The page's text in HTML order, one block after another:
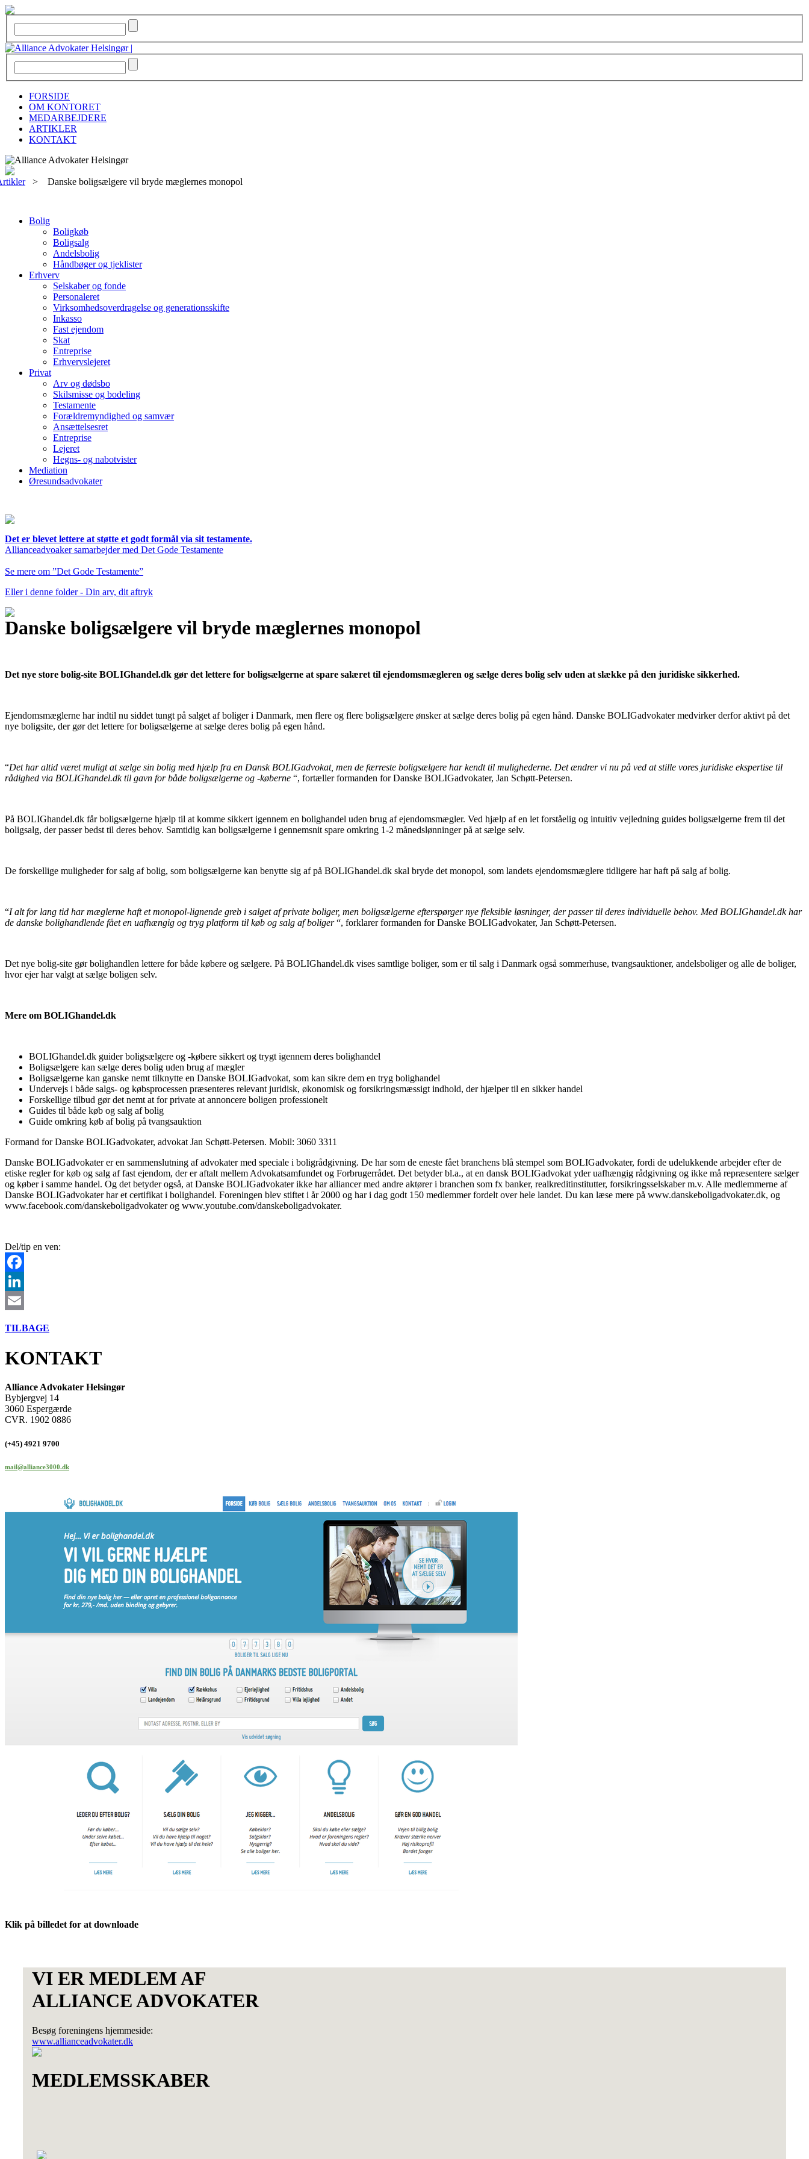
FORSIDE
OM KONTORET
MEDARBEJDERE
ARTIKLER
KONTAKT
> Danske boligsælgere vil bryde mæglernes monopol
Bolig
Boligkøb
Boligsalg
Andelsbolig
Håndbøger og tjeklister
Erhverv
Selskaber og fonde
Personaleret
Virksomhedsoverdragelse og generationsskifte
Inkasso
Fast ejendom
Skat
Entreprise
Erhvervslejeret
Privat
Arv og dødsbo
Skilsmisse og bodeling
Testamente
Forældremyndighed og samvær
Ansættelsesret
Entreprise
Lejeret
Hegns- og nabotvister
Mediation
Øresundsadvokater
Det er blevet lettere at støtte et godt formål via sit testamente.
Allianceadvoaker samarbejder med Det Gode Testamente
Se mere om ”Det Gode Testamente”
Eller i denne folder - Din arv, dit aftryk
Danske boligsælgere vil bryde mæglernes monopol
Det nye store bolig-site BOLIGhandel.dk gør det lettere for boligsælgerne at spare salæret til ejendomsmægleren og sælge deres bolig selv uden at slække på den juridiske sikkerhed.
Ejendomsmæglerne har indtil nu siddet tungt på salget af boliger i Danmark, men flere og flere boligsælgere ønsker at sælge deres bolig på egen hånd. Danske BOLIGadvokater medvirker derfor aktivt på det
nye boligsite, der gør det lettere for boligsælgerne at sælge deres bolig på egen hånd.
“Det har altid været muligt at sælge sin bolig med hjælp fra en Dansk BOLIGadvokat, men de færreste boligsælgere har kendt til mulighederne. Det ændrer vi nu på ved at stille vores juridiske ekspertise til
rådighed via BOLIGhandel.dk til gavn for både boligsælgerne og -køberne “, fortæller formanden for Danske BOLIGadvokater, Jan Schøtt-Petersen.
På BOLIGhandel.dk får boligsælgerne hjælp til at komme sikkert igennem en bolighandel uden brug af ejendomsmægler. Ved hjælp af en let forståelig og intuitiv vejledning guides boligsælgerne frem til det
boligsalg, der passer bedst til deres behov. Samtidig kan boligsælgerne i gennemsnit spare omkring 1-2 månedslønninger på at sælge selv.
De forskellige muligheder for salg af bolig, som boligsælgerne kan benytte sig af på BOLIGhandel.dk skal bryde det monopol, som landets ejendomsmæglere tidligere har haft på salg af bolig.
“I alt for lang tid har mæglerne haft et monopol-lignende greb i salget af private boliger, men boligsælgerne efterspørger nye fleksible løsninger, der passer til deres individuelle behov. Med BOLIGhandel.dk har
de danske bolighandlende fået en uafhængig og tryg platform til køb og salg af boliger“, forklarer formanden for Danske BOLIGadvokater, Jan Schøtt-Petersen.
Det nye bolig-site gør bolighandlen lettere for både købere og sælgere. På BOLIGhandel.dk vises samtlige boliger, som er til salg i Danmark også sommerhuse, tvangsauktioner, andelsboliger og alle de boliger,
hvor ejer har valgt at sælge boligen selv.
Mere om BOLIGhandel.dk
BOLIGhandel.dk guider boligsælgere og -købere sikkert og trygt igennem deres bolighandel
Boligsælgere kan sælge deres bolig uden brug af mægler
Boligsælgerne kan ganske nemt tilknytte en Danske BOLIGadvokat, som kan sikre dem en tryg bolighandel
Undervejs i både salgs- og købsprocessen præsenteres relevant juridisk, økonomisk og forsikringsmæssigt indhold, der hjælper til en sikker handel
Forskellige tilbud gør det nemt at for private at annoncere boligen professionelt
Guides til både køb og salg af bolig
Guide omkring køb af bolig på tvangsauktion
Formand for Danske BOLIGadvokater, advokat Jan Schøtt-Petersen. Mobil: 3060 3311
Danske BOLIGadvokater er en sammenslutning af advokater med speciale i boligrådgivning. De har som de eneste fået branchens blå stempel som BOLIGadvokater, fordi de udelukkende arbejder efter de
etiske regler for køb og salg af fast ejendom, der er aftalt mellem Advokatsamfundet og Forbrugerrådet. Det betyder bl.a., at en dansk BOLIGadvokat yder uafhængig rådgivning og ikke må repræsentere sælger
og køber i samme handel. Og det betyder også, at Danske BOLIGadvokater ikke har alliancer med andre aktører i branchen som fx banker, realkreditinstitutter, forsikringsselskaber m.v. Alle medlemmerne af
Danske BOLIGadvokater har et certifikat i bolighandel. Foreningen blev stiftet i år 2000 og har i dag godt 150 medlemmer fordelt over hele landet. Du kan læse mere på www.danskeboligadvokater.dk, og
www.facebook.com/danskeboligadvokater og www.youtube.com/danskeboligadvokater.
Del/tip en ven:
Facebook
LinkedIn
TILBAGE
KONTAKT
Alliance Advokater Helsingør
Bybjergvej 14
3060 Espergærde
CVR. 1902 0886
(+45) 4921 9700
mail@alliance3000.dk
Klik på billedet for at downloade
VI ER MEDLEM AF
ALLIANCE ADVOKATER
Besøg foreningens hjemmeside:
www.allianceadvokater.dk
MEDLEMSSKABER